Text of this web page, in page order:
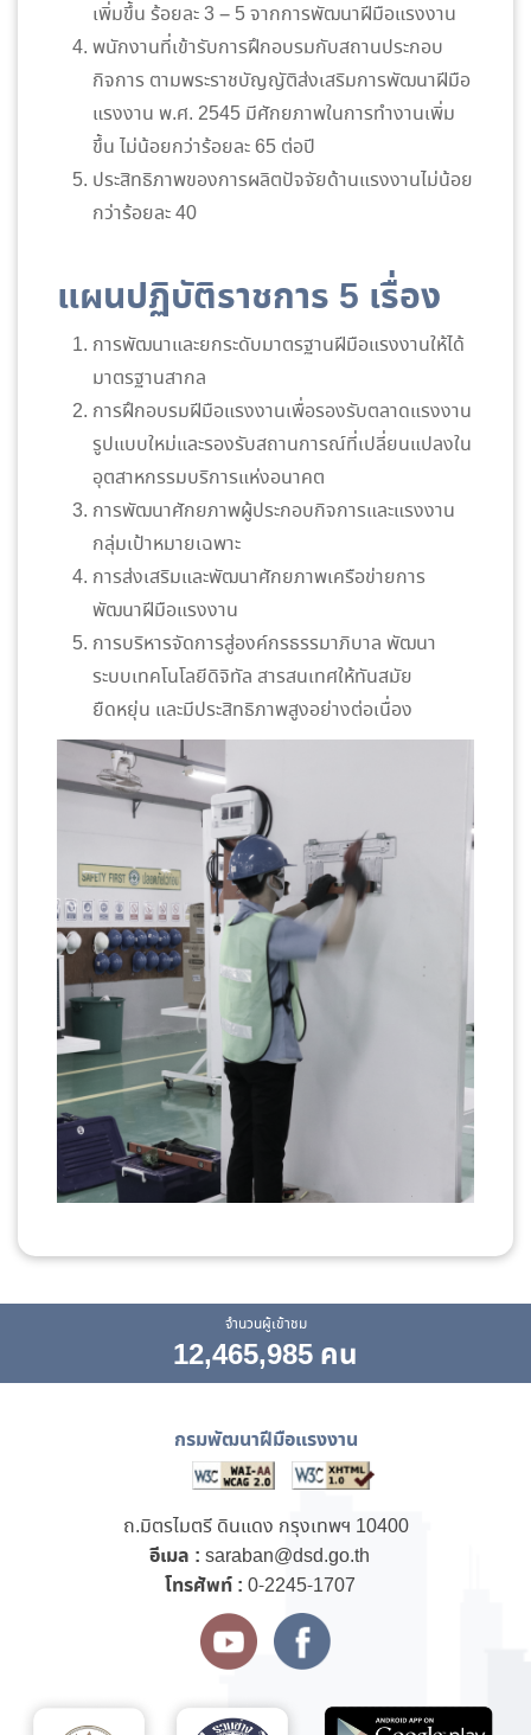
เพิ่มขึ้น ร้อยละ 3 – 5 จากการพัฒนาฝีมือแรงงาน
พนักงานที่เข้ารับการฝึกอบรมกับสถานประกอบ
กิจการ ตามพระราชบัญญัติส่งเสริมการพัฒนาฝีมือ
แรงงาน พ.ศ. 2545 มีศักยภาพในการทำงานเพิ่ม
ขึ้น ไม่น้อยกว่าร้อยละ 65 ต่อปี
ประสิทธิภาพของการผลิตปัจจัยด้านแรงงานไม่น้อย
กว่าร้อยละ 40
แผนปฏิบัติราชการ 5 เรื่อง
การพัฒนาและยกระดับมาตรฐานฝีมือแรงงานให้ได้
มาตรฐานสากล
การฝึกอบรมฝีมือแรงงานเพื่อรองรับตลาดแรงงาน
รูปแบบใหม่และรองรับสถานการณ์ที่เปลี่ยนแปลงใน
อุตสาหกรรมบริการแห่งอนาคต
การพัฒนาศักยภาพผู้ประกอบกิจการและแรงงาน
กลุ่มเป้าหมายเฉพาะ
การส่งเสริมและพัฒนาศักยภาพเครือข่ายการ
พัฒนาฝีมือแรงงาน
การบริหารจัดการสู่องค์กรธรรมาภิบาล พัฒนา
ระบบเทคโนโลยีดิจิทัล สารสนเทศให้ทันสมัย
ยืดหยุ่น และมีประสิทธิภาพสูงอย่างต่อเนื่อง
จำนวนผู้เข้าชม
12,465,985 คน
กรมพัฒนาฝีมือแรงงาน
ถ.มิตรไมตรี ดินแดง กรุงเทพฯ 10400
อีเมล : saraban@dsd.go.th
โทรศัพท์ : 0-2245-1707